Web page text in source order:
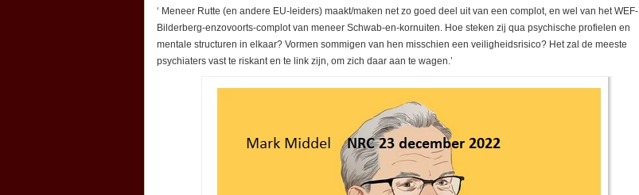
‘ Meneer Rutte (en andere EU-leiders) maakt/maken net zo goed deel uit van een complot, en wel van het WEF-
Bilderberg-enzovoorts-complot van meneer Schwab-en-kornuiten. Hoe steken zij qua psychische profielen en
mentale structuren in elkaar? Vormen sommigen van hen misschien een veiligheidsrisico? Het zal de meeste
psychiaters vast te riskant en te link zijn, om zich daar aan te wagen.’